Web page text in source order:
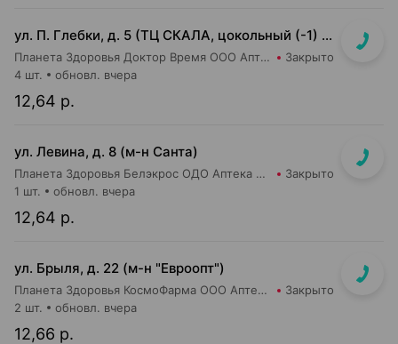
ул. П. Глебки, д. 5 (ТЦ СКАЛА, цокольный (-1) этаж)
Планета Здоровья Доктор Время ООО Аптека №50 Закрыто
12,64 р.
4 шт. обновл. вчера
ул. Левина, д. 8 (м-н Санта)
Планета Здоровья Белэкрос ОДО Аптека №5 Закрыто
12,64 р.
1 шт. обновл. вчера
ул. Брыля, д. 22 (м-н "Евроопт")
Планета Здоровья КосмоФарма ООО Аптека №6 Закрыто
12,66 р.
2 шт. обновл. вчера